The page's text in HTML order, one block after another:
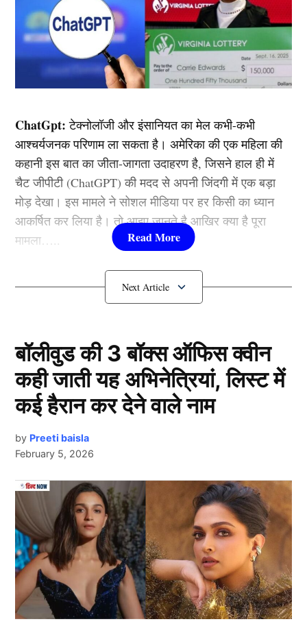
ChatGpt:टेक्नोलॉजी और इंसानियत का मेल कभी-कभी
आश्चर्यजनक परिणाम ला सकता है। अमेरिका की एक महिला की
कहानी इस बात का जीता-जागता उदाहरण है, जिसने हाल ही में
चैट जीपीटी (ChatGPT) की मदद से अपनी जिंदगी में एक बड़ा
मोड़ देखा। इस मामले ने सोशल मीडिया पर हर किसी का ध्यान
आकर्षित कर लिया है। तो आइए जानते है आखिर क्या है पूरा
मामला…..
महिला ने ChatGpt से जीते करोड़ों रुपए
Chat Gpt
दरअसल, हाल ही में एक अमेरिकी महिला ने चैट जीपीटी
(ChatGPT) की मदद से वर्जीनिया पावरबॉल लॉटरी में करोड़ों
रुपये जीतकर सबका ध्यान खींच लिया है। कैरी एडवर्ड्स नाम की
इस महिला ने इस टेक्नोलॉजी का इस्तेमाल करके लॉटरी नंबर चुने
और आश्चर्यजनक रूप से ₹1.32 करोड़ (150,000 डॉलर) जीत
लिए। उन्होंने ChatGPT से पांच नंबर पूछे, जिनमें चार सामान्य
नंबर और एक पावरबॉल नंबर मैच हो गया।
Next Article
बॉलीवुड की 3 बॉक्स ऑफिस क्वीन
कही जाती यह अभिनेत्रियां, लिस्ट में
कई हैरान कर देने वाले नाम
by Preeti baisla
February 5, 2026